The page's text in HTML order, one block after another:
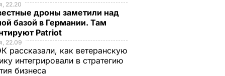
22.20
дроны заметили над
базой в Германии. Там
Patriot
22.09
рассказали, как ветеранскую
интегрировали в стратегию
бизнеса